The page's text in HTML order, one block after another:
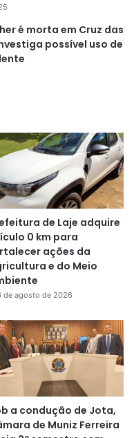
é morta em Cruz das
possível uso de
de Laje adquire
0 km para
ações da
e do Meio
de agosto de 2026
a condução de Jota,
de Muniz Ferreira